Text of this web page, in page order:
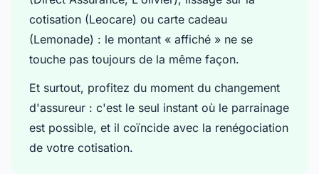
cotisation (Leocare) ou carte cadeau
(Lemonade) : le montant « affiché » ne se
touche pas toujours de la même façon.
Et surtout, profitez du moment du changement
d'assureur : c'est le seul instant où le parrainage
est possible, et il coïncide avec la renégociation
de votre cotisation.